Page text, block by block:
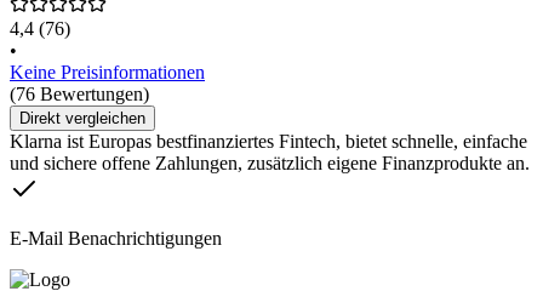
4,4 (76)
•
Keine Preisinformationen
(76 Bewertungen)
Direkt vergleichen
Klarna ist Europas bestfinanziertes Fintech, bietet schnelle, einfache
und sichere offene Zahlungen, zusätzlich eigene Finanzprodukte an.
E-Mail Benachrichtigungen